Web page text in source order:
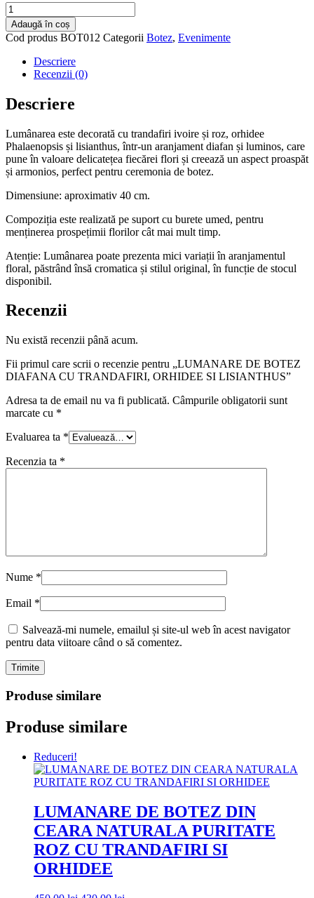
Cantitate
LUMANARE
DE
BOTEZ
DIAFANA
TRANDAFIRI,
ORHIDEE
SI
Adaugă în coș
Cod produs BOT012 Categorii Botez, Evenimente
Descriere
Recenzii (0)
Descriere
Lumânarea este decorată cu trandafiri ivoire și roz, orhidee
Phalaenopsis și lisianthus, într-un aranjament diafan și luminos, care
pune în valoare delicatețea fiecărei flori și creează un aspect proaspăt
și armonios, perfect pentru ceremonia de botez.
Dimensiune: aproximativ 40 cm.
Compoziția este realizată pe suport cu burete umed, pentru
menținerea prospețimii florilor cât mai mult timp.
Atenție: Lumânarea poate prezenta mici variații în aranjamentul
floral, păstrând însă cromatica și stilul original, în funcție de stocul
disponibil.
Recenzii
Nu există recenzii până acum.
Fii primul care scrii o recenzie pentru „LUMANARE DE BOTEZ
DIAFANA CU TRANDAFIRI, ORHIDEE SI LISIANTHUS”
Adresa ta de email nu va fi publicată. Câmpurile obligatorii sunt
marcate cu *
Evaluarea ta *
Recenzia ta *
Nume *
Email *
Salvează-mi numele, emailul și site-ul web în acest navigator
pentru data viitoare când o să comentez.
Produse similare
Produse similare
Reduceri!
LUMANARE DE BOTEZ DIN
CEARA NATURALA PURITATE
ROZ CU TRANDAFIRI SI
ORHIDEE